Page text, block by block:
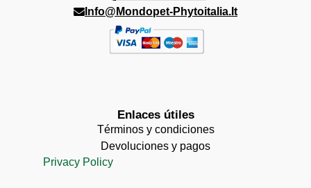
Info@mondopet-Phytoitalia.it
Enlaces útiles
Términos y condiciones
Devoluciones y pagos
Privacy Policy